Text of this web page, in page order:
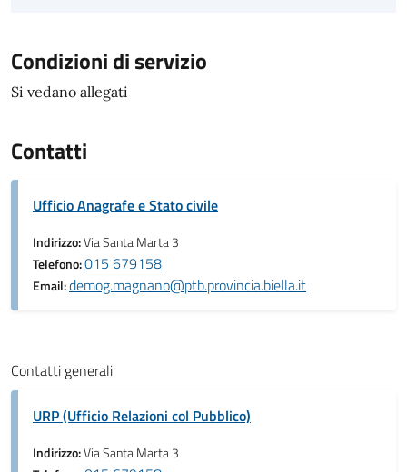
Condizioni di servizio
Si vedano allegati
Contatti
Ufficio Anagrafe e Stato civile
Indirizzo:Via Santa Marta 3
Telefono:015 679158
Email:demog.magnano@ptb.provincia.biella.it
Contatti generali
URP (Ufficio Relazioni col Pubblico)
Indirizzo:Via Santa Marta 3